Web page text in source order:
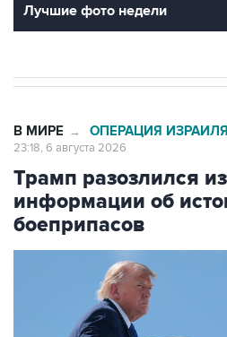
Лучшие фото недели
В МИРЕ → ОПЕРАЦИЯ
23:18, 6 августа 2026
Трамп разозлился
информации об
боеприпасов